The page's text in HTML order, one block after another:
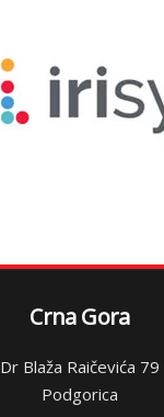
Crna Gora
Dr Blaža Raičevića 79
Podgorica